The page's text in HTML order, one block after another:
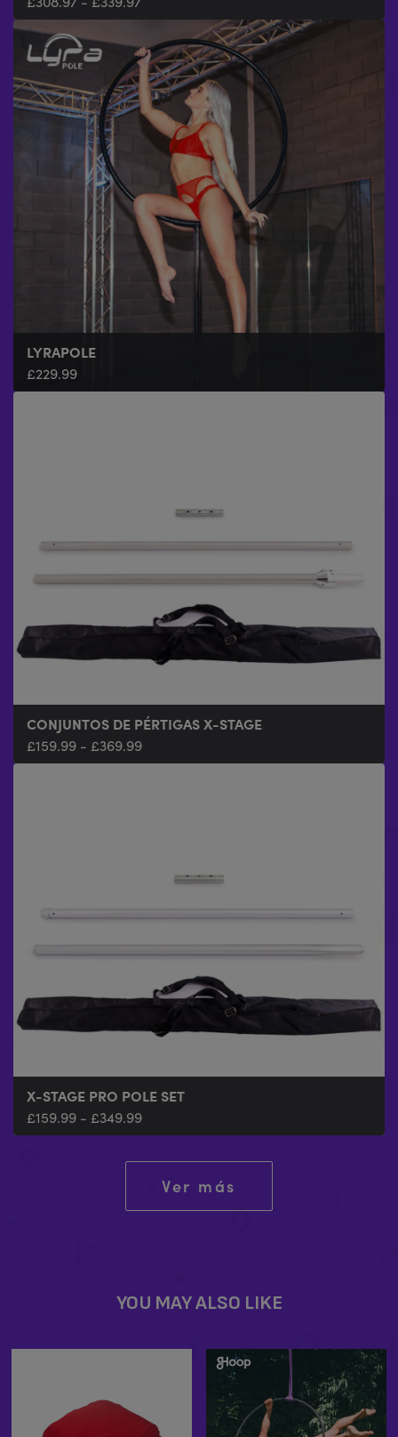
LYRAPOLE
£229.99
CONJUNTOS DE PÉRTIGAS X-STAGE
£159.99 - £369.99
X-STAGE PRO POLE SET
£159.99 - £349.99
Ver más